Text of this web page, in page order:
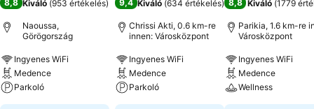
8,8 Kiváló (953 értékelés)
Naoussa,
Görögország
Ingyenes WiFi
Medence
Parkoló
9,4 Kiváló (634 értékelés)
Chrissi Akti, 0.6 km-re
innen: Városközpont
Ingyenes WiFi
Medence
Parkoló
8,8 Kiváló (1779
Parikia, 1.6 km-re
Városközpont
Ingyenes WiFi
Medence
Wellness